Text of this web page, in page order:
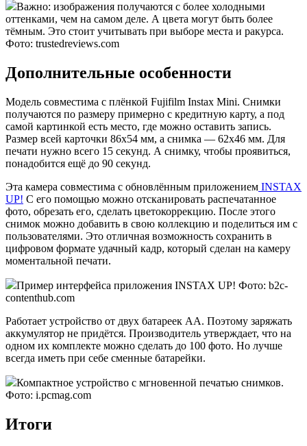
Важно: изображения получаются с более холодными
оттенками, чем на самом деле. А цвета могут быть более
тёмным. Это стоит учитывать при выборе места и ракурса.
Фото: trustedreviews.com
Дополнительные особенности
Модель совместима с плёнкой Fujifilm Instax Mini. Снимки
получаются по размеру примерно с кредитную карту, а под
самой картинкой есть место, где можно оставить запись.
Размер всей карточки 86х54 мм, а снимка — 62х46 мм. Для
печати нужно всего 15 секунд. А снимку, чтобы проявиться,
понадобится ещё до 90 секунд.
Эта камера совместима с обновлённым приложением INSTAX
UP! С его помощью можно отсканировать распечатанное
фото, обрезать его, сделать цветокоррекцию. После этого
снимок можно добавить в свою коллекцию и поделиться им с
пользователями. Это отличная возможность сохранить в
цифровом формате удачный кадр, который сделан на камеру
моментальной печати.
Пример интерфейса приложения INSTAX UP! Фото: b2c-
contenthub.com
Работает устройство от двух батареек АА. Поэтому заряжать
аккумулятор не придётся. Производитель утверждает, что на
одном их комплекте можно сделать до 100 фото. Но лучше
всегда иметь при себе сменные батарейки.
Компактное устройство с мгновенной печатью снимков.
Фото: i.pcmag.com
Итоги